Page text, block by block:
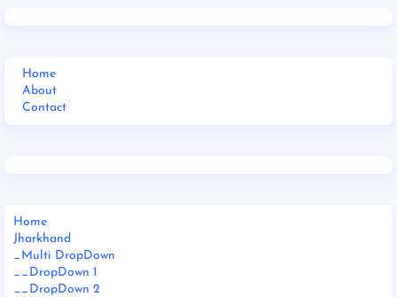
Home
About
Contact
Home
Jharkhand
_Multi DropDown
__DropDown 1
__DropDown 2